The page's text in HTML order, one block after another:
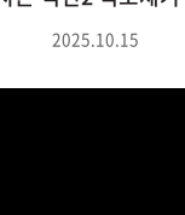
2025.10.15